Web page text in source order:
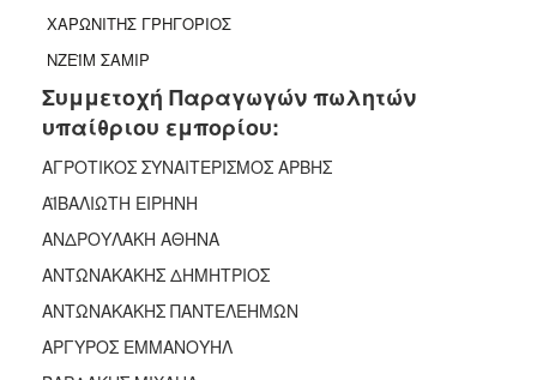
ΧΑΡΩΝΙΤΗΣ ΓΡΗΓΟΡΙΟΣ
ΝΖΕΪΜ ΣΑΜΙΡ
Συμμετοχή Παραγωγών πωλητών
υπαίθριου εμπορίου:
ΑΓΡΟΤΙΚΟΣ ΣΥΝΑΙΤΕΡΙΣΜΟΣ ΑΡΒΗΣ
ΑΪΒΑΛΙΩΤΗ ΕΙΡΗΝΗ
ΑΝΔΡΟΥΛΑΚΗ ΑΘΗΝΑ
ΑΝΤΩΝΑΚΑΚΗΣ ΔΗΜΗΤΡΙΟΣ
ΑΝΤΩΝΑΚΑΚΗΣ ΠΑΝΤΕΛΕΗΜΩΝ
ΑΡΓΥΡΟΣ ΕΜΜΑΝΟΥΗΛ